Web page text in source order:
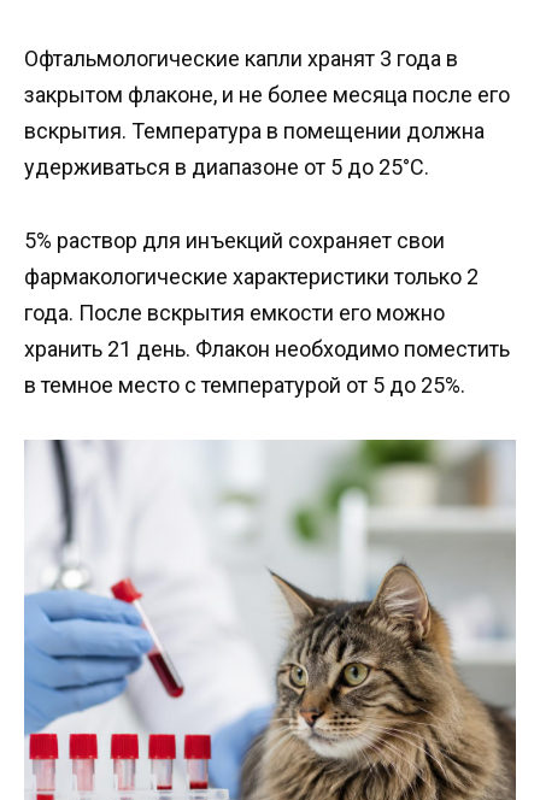
Офтальмологические капли хранят 3 года в
закрытом флаконе, и не более месяца после его
вскрытия. Температура в помещении должна
удерживаться в диапазоне от 5 до 25°C.
5% раствор для инъекций сохраняет свои
фармакологические характеристики только 2
года. После вскрытия емкости его можно
хранить 21 день. Флакон необходимо поместить
в темное место с температурой от 5 до 25%.